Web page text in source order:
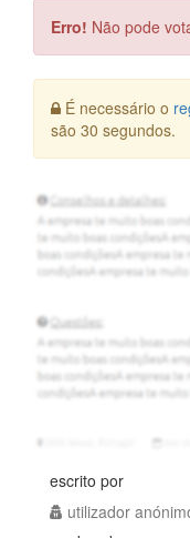
Erro! Não pode
Erro:
É necessário o
são 30 segundos.
escrito por
utilizador